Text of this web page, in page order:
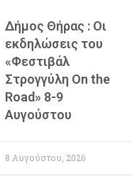
Δήμος Θήρας : Οι
εκδηλώσεις του
«Φεστιβάλ
Στρογγύλη On the
Road» 8-9
Αυγούστου
8 Αυγούστου, 2026